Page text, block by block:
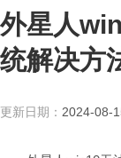
外星人
统解决方
更新日期： 2024-08-